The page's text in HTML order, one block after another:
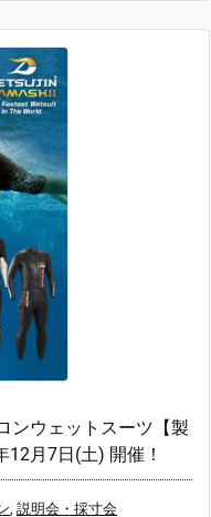
ンウェットスーツ【製
月7日(土) 開催！
, 説明会・採寸会